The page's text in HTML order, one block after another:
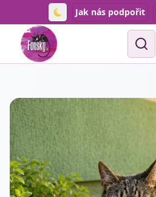
Toggle theme
Jak nás podpořit